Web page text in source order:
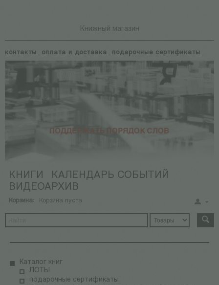
Книжный магазин
контакты оплата и доставка подарочные сертификаты
КНИГИ
КАЛЕНДАРЬ СОБЫТИЙ
ВИДЕОАРХИВ
Корзина: Корзина пуста
Каталог книг
ЛОТЫ
подарочные сертификаты